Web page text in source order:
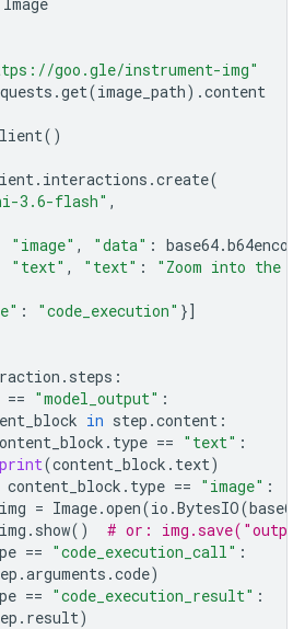
goo.gle/instrument-img"
.get(image_path) .content
()
. interactions .create(
3.6-flash" ,
"image" , "data" : base64.b64encode
"text" , "text" :
"Zoom into the
: "code_execution" }]
. steps :
== "model_output" :
in step .content :
. type == "text" :
print(content_block . text)
content_block . type == "image" :
img = Image.open(io .BytesIO(base64
img . show()
# or:
== "code_execution_call" :
.arguments .code)
== "code_execution_result" :
. result)